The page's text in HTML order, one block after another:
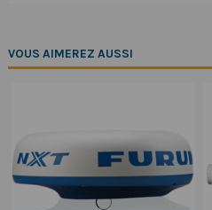
VOUS AIMEREZ AUSSI